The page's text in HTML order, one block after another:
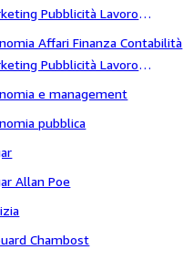
Pubblicità Lavoro
Aziende Valutazione
Affari Finanza Contabilità
Pubblicità Lavoro
e management
pubblica
Allan Poe
Chambost